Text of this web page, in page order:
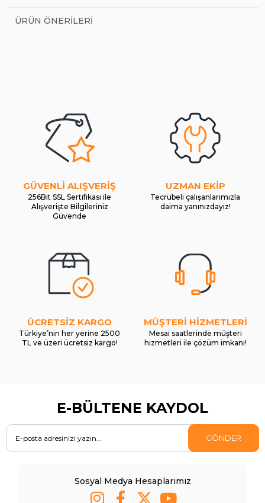
ÜRÜN ÖNERILERI
GÜVENLİ ALIŞVERİŞ
256Bit SSL Sertifikası ile
Alışverişte Bilgileriniz
Güvende
UZMAN EKİP
Tecrübeli çalışanlarımızla
daima yanınızdayız!
ÜCRETSİZ KARGO
Türkiye’nin her yerine 2500
TL ve üzeri ücretsiz kargo!
MÜŞTERİ HİZMETLERİ
Mesai saatlerinde müşteri
hizmetleri ile çözüm imkanı!
E-BÜLTENE KAYDOL
GÖNDER
Sosyal Medya Hesaplarımız